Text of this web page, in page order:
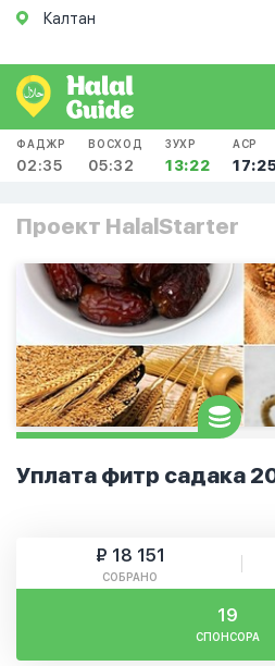
Калтан
ФАДЖР
02:35
ВОСХОД
05:32
ЗУХР
13:22
АСР
Проект HalalStarter
Уплата фитр садака
₽ 18 151
СОБРАНО
19
СПОНСОРА